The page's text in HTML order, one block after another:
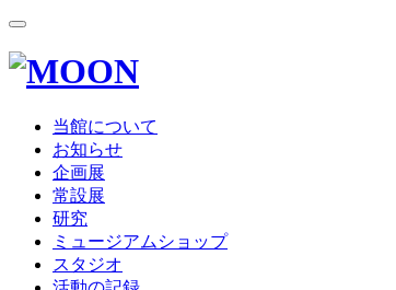
当館について
お知らせ
企画展
常設展
研究
ミュージアムショップ
スタジオ